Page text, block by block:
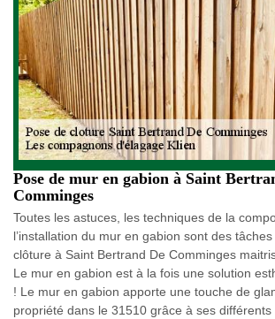
Pose de mur en gabion à Saint
Comminges
Toutes les astuces, les techniques de la
l’installation du mur en gabion sont des tâches
clôture à Saint Bertrand De Comminges
Le mur en gabion est à la fois une solution
! Le mur en gabion apporte une touche de
propriété dans le 31510 grâce à ses